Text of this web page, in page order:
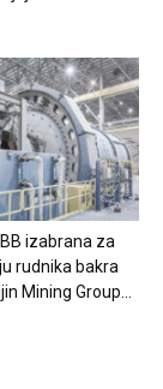
izabrana za
rudnika bakra
Mining Group...